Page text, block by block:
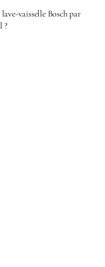
vaisselle Bosch par
?